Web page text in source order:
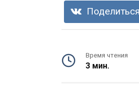
Время чтения
3 мин.